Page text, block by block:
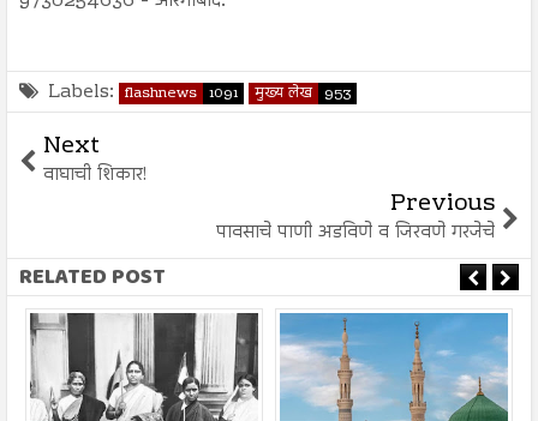
Labels: flashnews 1091 मुख्य लेख 953
Next
वाघाची शिकार!
Previous
पावसाचे पाणी अडविणे व जिरवणे गरजेचे
RELATED POST